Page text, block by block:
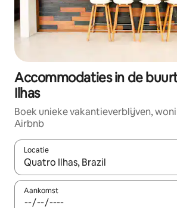
Accommodaties in de
Ilhas
Boek unieke vakantieverblijven,
Airbnb
Locatie
Wanneer er resultaten beschikbaar
Aankomst